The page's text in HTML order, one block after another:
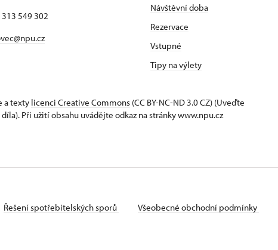
549 302
Návštěvní doba
Rezervace
Vstupné
Tipy na výlety
a texty licenci Creative Commons (CC BY-NC-ND 3.0 CZ) (Uveďte
Při užití obsahu uvádějte odkaz na stránky www.npu.cz
Řešení spotřebitelských sporů Všeobecné obchodní podmínky